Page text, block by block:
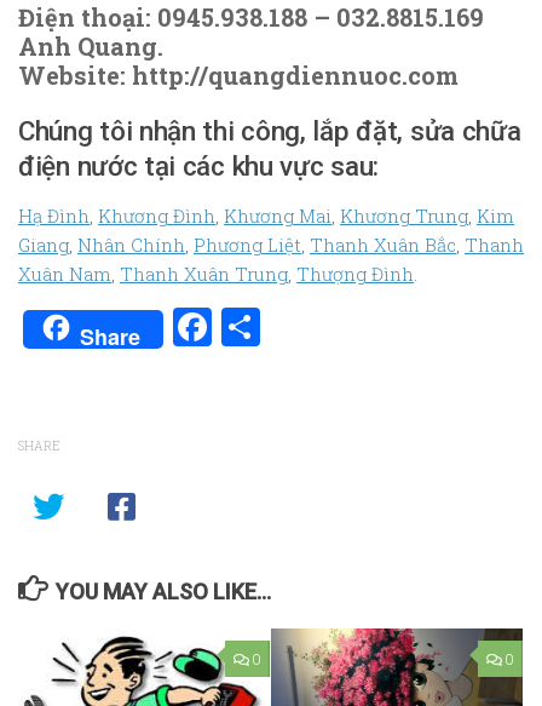
Điện thoại: 0945.938.188 – 032.8815.169
Anh Quang.
Website: http://quangdiennuoc.com
Chúng tôi nhận thi công, lắp đặt, sửa chữa
điện nước tại các khu vực sau:
Hạ Đình, Khương Đình, Khương Mai, Khương Trung, Kim
Giang, Nhân Chính, Phương Liệt, Thanh Xuân Bắc, Thanh
Xuân Nam, Thanh Xuân Trung, Thượng Đình.
Share Facebook
SHARE
YOU MAY ALSO LIKE...
0 0